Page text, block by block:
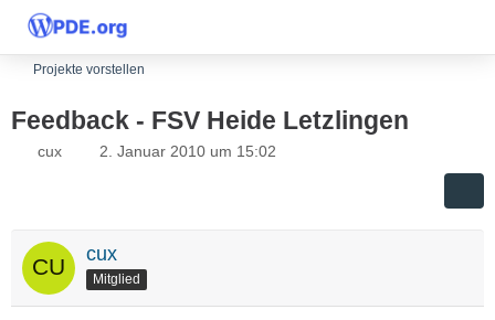
Projekte vorstellen
Feedback - FSV Heide Letzlingen
cux 2. Januar 2010 um 15:02
cux
Mitglied